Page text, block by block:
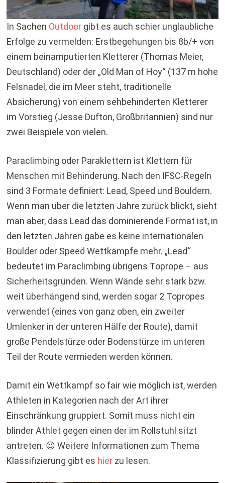
In Sachen Outdoorgibt es auch schier unglaubliche
Erfolge zu vermelden: Erstbegehungen bis 8b/+ von
einem beinamputierten Kletterer (Thomas Meier,
Deutschland) oder der „Old Man of Hoy“ (137 m hohe
Felsnadel, die im Meer steht, traditionelle
Absicherung) von einem sehbehinderten Kletterer
im Vorstieg (Jesse Dufton, Großbritannien) sind nur
zwei Beispiele von vielen.
Paraclimbing oder Paraklettern ist Klettern für
Menschen mit Behinderung. Nach den IFSC-Regeln
sind 3 Formate definiert: Lead, Speed und Bouldern.
Wenn man über die letzten Jahre zurück blickt, sieht
man aber, dass Lead das dominierende Format ist, in
den letzten Jahren gabe es keine internationalen
Boulder oder Speed Wettkämpfe mehr. „Lead“
bedeutet im Paraclimbing übrigens Toprope – aus
Sicherheitsgründen. Wenn Wände sehr stark bzw.
weit überhängend sind, werden sogar 2 Topropes
verwendet (eines von ganz oben, ein zweiter
Umlenker in der unteren Hälfe der Route), damit
große Pendelstürze oder Bodenstürze im unteren
Teil der Route vermieden werden können.
Damit ein Wettkampf so fair wie möglich ist, werden
Athleten in Kategorien nach der Art ihrer
Einschränkung gruppiert. Somit muss nicht ein
blinder Athlet gegen einen der im Rollstuhl sitzt
antreten. 😉 Weitere Informationen zum Thema
Klassifizierung gibt es hierzu lesen.